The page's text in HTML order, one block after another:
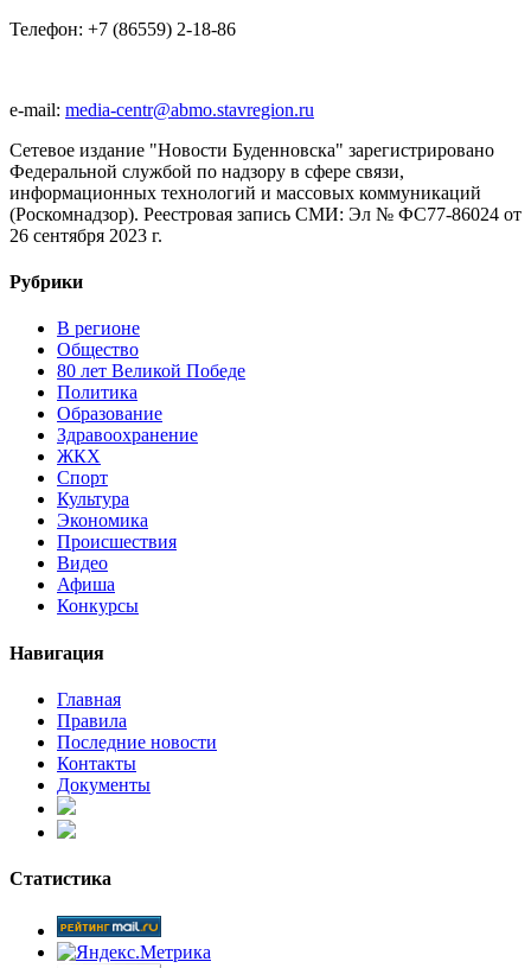
Телефон: +7 (86559) 2-18-86
e-mail: media-centr@abmo.stavregion.ru
Сетевое издание "Новости Буденновска" зарегистрировано
Федеральной службой по надзору в сфере связи,
информационных технологий и массовых коммуникаций
(Роскомнадзор). Реестровая запись СМИ: Эл № ФС77-86024 от
26 сентября 2023 г.
Рубрики
В регионе
Общество
80 лет Великой Победе
Политика
Образование
Здравоохранение
ЖКХ
Спорт
Культура
Экономика
Происшествия
Видео
Афиша
Конкурсы
Навигация
Главная
Правила
Последние новости
Контакты
Документы
Статистика